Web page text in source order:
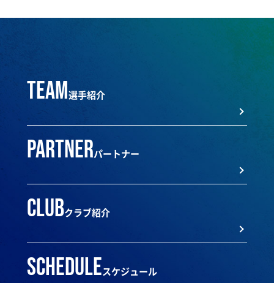
team選手紹介
partnerパートナー
clubクラブ紹介
scheduleスケジュール